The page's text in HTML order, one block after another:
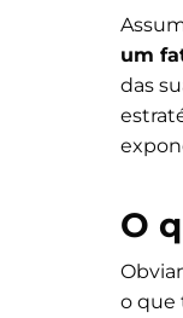
um
das
O
o que